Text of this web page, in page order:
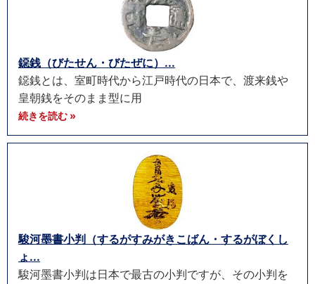
鐚銭（びたせん・びたぜに）...
鐚銭とは、室町時代から江戸時代の日本で、渡来銭や
皇朝銭をそのまま型に用
続きを読む »
駿河墨書小判（するがすみがきこばん・するがぼくし
ょ...
駿河墨書小判は日本で最古の小判ですが、その小判を